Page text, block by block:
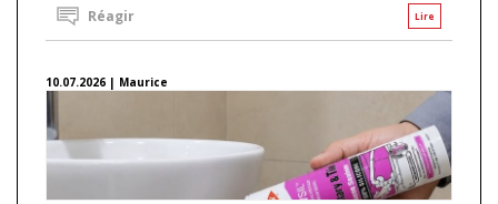
Lire
Réagir
10.07.2026 | Maurice